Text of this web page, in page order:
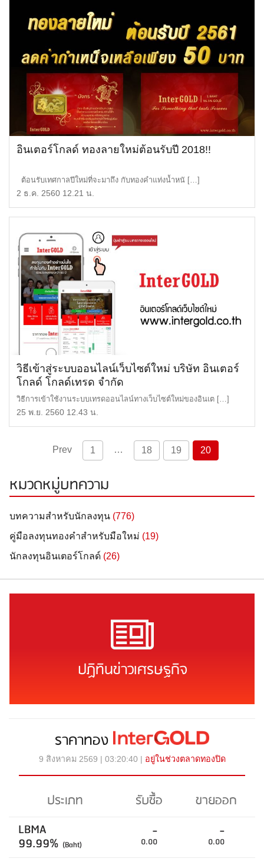
อินเตอร์โกลด์ ทองลายใหม่ต้อนรับปี 2018!!
ต้อนรับเทศกาลปีใหม่ที่จะมาถึง กับทองคำแท่งน้ำหนั […]
2 ธ.ค. 2560 12.21 น.
วิธีเข้าสู่ระบบออนไลน์เว็บไซต์ใหม่ บริษัท อินเตอร์
โกลด์ โกลด์เทรด จำกัด
วิธีการเข้าใช้งานระบบเทรดออนไลน์ทางเว็บไซต์ใหม่ของอินเต […]
25 พ.ย. 2560 12.43 น.
Prev 1 … 18 19 20
หมวดหมู่บทความ
บทความสำหรับนักลงทุน (776)
คู่มือลงทุนทองคำสำหรับมือใหม่ (19)
นักลงทุนอินเตอร์โกลด์ (26)
ปฏิทินข่าวเศรษฐกิจ
ราคาทอง
9 สิงหาคม 2569 | 03:20:40 | อยู่ในช่วงตลาดทองปิด
ประเภท รับซื้อ
ขายออก
LBMA
99.99% (Baht)
-
0.00
-
0.00